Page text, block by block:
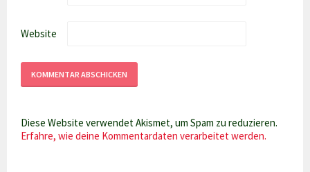
Website
Diese Website verwendet Akismet, um Spam zu reduzieren.
Erfahre, wie deine Kommentardaten verarbeitet werden.